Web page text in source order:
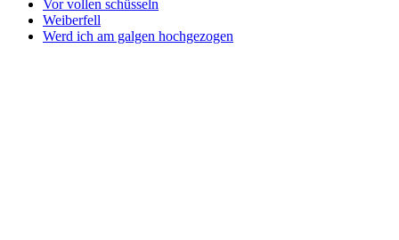
Vor vollen schüsseln
Weiberfell
Werd ich am galgen hochgezogen